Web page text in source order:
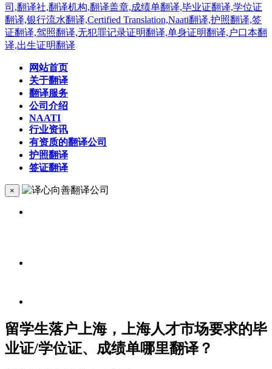
网站首页
关于翻译
翻译服务
公司介绍
NAATI
行业资讯
有资质的翻译公司
护照翻译
签证翻译
×
留学生落户上海，上海人才市场要求的毕
业证/学位证、成绩单哪里翻译？